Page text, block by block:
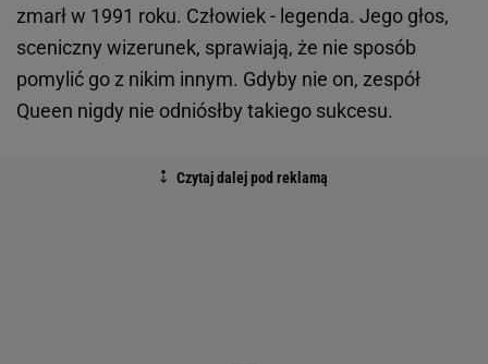
zmarł w 1991 roku. Człowiek - legenda. Jego głos,
sceniczny wizerunek, sprawiają, że nie sposób
pomylić go z nikim innym. Gdyby nie on, zespół
Queen nigdy nie odniósłby takiego sukcesu.